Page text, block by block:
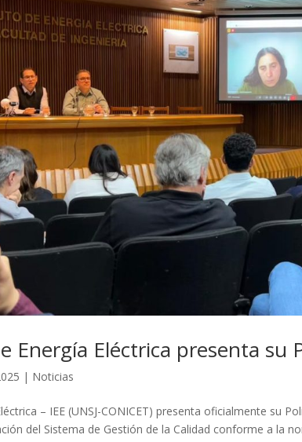
Energía Eléctrica presenta su
| Noticias
– IEE (UNSJ-CONICET) presenta oficialmente su
del Sistema de Gestión de la Calidad conforme a la